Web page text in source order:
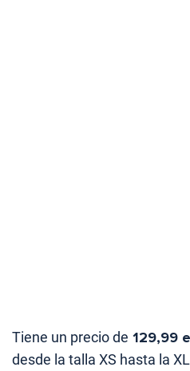
Tiene un precio de 129,99
desde la talla XS hasta la